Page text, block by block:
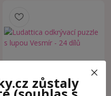
Ludattica odkrývací
puzzle s lupou Vesmír - 24
zůstaly